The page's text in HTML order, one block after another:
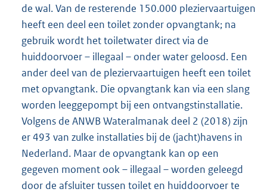
de wal. Van de resterende 150.000 pleziervaartuigen
heeft een deel een toilet zonder opvangtank; na
gebruik wordt het toiletwater direct via de
huiddoorvoer – illegaal – onder water geloosd. Een
ander deel van de pleziervaartuigen heeft een toilet
met opvangtank. Die opvangtank kan via een slang
worden leeggepompt bij een ontvangstinstallatie.
Volgens de ANWB Wateralmanak deel 2 (2018) zijn
er 493 van zulke installaties bij de (jacht)havens in
Nederland. Maar de opvangtank kan op een
gegeven moment ook – illegaal – worden geleegd
door de afsluiter tussen toilet en huiddoorvoer te